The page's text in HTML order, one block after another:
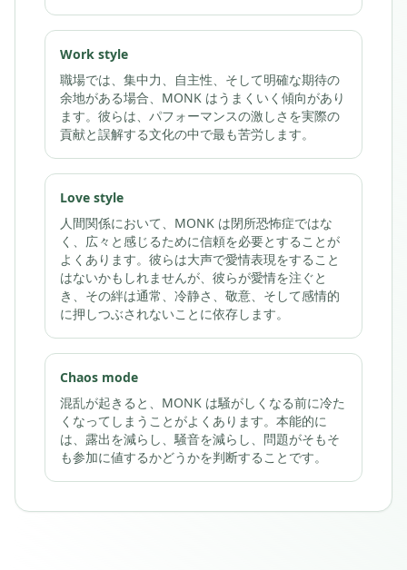
Work style
職場では、集中力、自主性、そして明確な期待の
余地がある場合、MONK はうまくいく傾向があり
ます。彼らは、パフォーマンスの激しさを実際の
貢献と誤解する文化の中で最も苦労します。
Love style
人間関係において、MONK は閉所恐怖症ではな
く、広々と感じるために信頼を必要とすることが
よくあります。彼らは大声で愛情表現をすること
はないかもしれませんが、彼らが愛情を注ぐと
き、その絆は通常、冷静さ、敬意、そして感情的
に押しつぶされないことに依存します。
Chaos mode
混乱が起きると、MONK は騒がしくなる前に冷た
くなってしまうことがよくあります。本能的に
は、露出を減らし、騒音を減らし、問題がそもそ
も参加に値するかどうかを判断することです。